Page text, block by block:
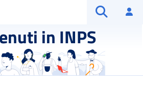
in INPS